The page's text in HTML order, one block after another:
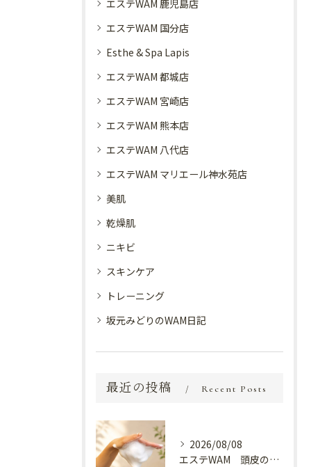
エステWAM 鹿児島店
エステWAM 国分店
Esthe & Spa Lapis
エステWAM 都城店
エステWAM 宮崎店
エステWAM 熊本店
エステWAM 八代店
エステWAM マリエール神水苑店
美肌
乾燥肌
ニキビ
スキンケア
トレーニング
坂元みどりのWAM日記
最近の投稿 Recent Posts
2026/08/08
エステWAM 頭皮の健康